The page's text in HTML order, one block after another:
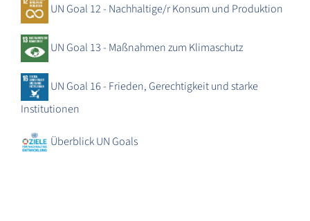
UN Goal 12 - Nachhaltige/r Konsum und Produktion
UN Goal 13 - Maßnahmen zum Klimaschutz
UN Goal 16 - Frieden, Gerechtigkeit und starke
Institutionen
Überblick UN Goals